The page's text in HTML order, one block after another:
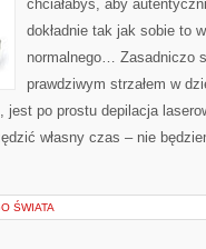
chciałabyś, aby
dokładnie tak jak sobie to
normalnego… Zasadniczo
prawdziwym strzałem w
jest po prostu depilacja
własny czas – nie
ŚWIATA